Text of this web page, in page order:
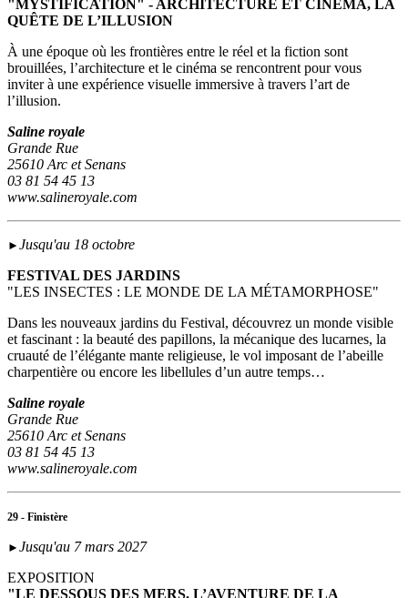
"MYSTIFICATION" - ARCHITECTURE ET CINÉMA, LA
QUÊTE DE L’ILLUSION
À une époque où les frontières entre le réel et la fiction sont
brouillées, l’architecture et le cinéma se rencontrent pour vous
inviter à une expérience visuelle immersive à travers l’art de
l’illusion.
Saline royale
Grande Rue
25610 Arc et Senans
03 81 54 45 13
www.salineroyale.com
► Jusqu'au 18 octobre
FESTIVAL DES JARDINS
"LES INSECTES : LE MONDE DE LA MÉTAMORPHOSE"
Dans les nouveaux jardins du Festival, découvrez un monde visible
et fascinant : la beauté des papillons, la mécanique des lucarnes, la
cruauté de l’élégante mante religieuse, le vol imposant de l’abeille
charpentière ou encore les libellules d’un autre temps…
Saline royale
Grande Rue
25610 Arc et Senans
03 81 54 45 13
www.salineroyale.com
29 - Finistère
► Jusqu'au 7 mars 2027
EXPOSITION
"LE DESSOUS DES MERS. L’AVENTURE DE LA